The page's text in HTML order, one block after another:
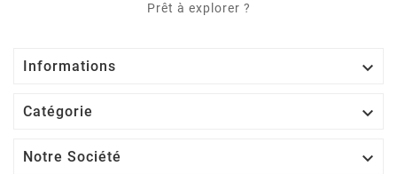
Prêt à explorer ?
Informations 
Catégorie 
Notre Société 